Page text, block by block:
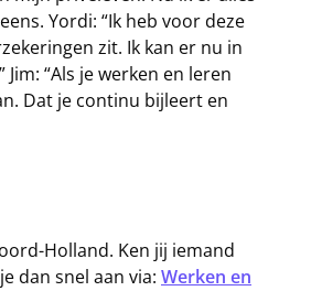
Yordi: “Ik heb voor deze
zit. Ik kan er nu in
“Als je werken en leren
Dat je continu bijleert en
Holland. Ken jij iemand
dan snel aan via: Werken en